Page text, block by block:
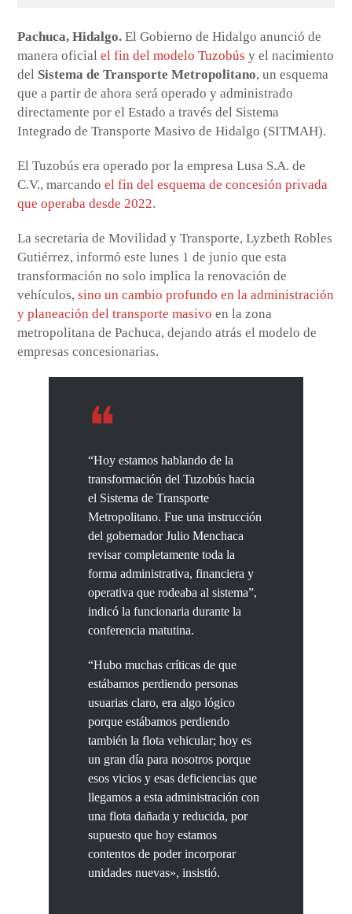
Pachuca, Hidalgo. El Gobierno de Hidalgo anunció de
manera oficialel fin del modelo Tuzobús y el nacimiento
del Sistema de Transporte Metropolitano, un esquema
que a partir de ahora será operado y administrado
directamente por el Estado a través del Sistema
Integrado de Transporte Masivo de Hidalgo (SITMAH).
El Tuzobús era operado por la empresa Lusa S.A. de
C.V., marcandoel fin del esquema de concesión privada
que operaba desde 2022.
La secretaria de Movilidad y Transporte, Lyzbeth Robles
Gutiérrez, informó este lunes 1 de junio que esta
transformación no solo implica la renovación de
vehículos,sino un cambio profundo en la administración
y planeación del transporte masivo en la zona
metropolitana de Pachuca, dejando atrás el modelo de
empresas concesionarias.
“Hoy estamos hablando de la
transformación del Tuzobús hacia
el Sistema de Transporte
Metropolitano. Fue una instrucción
del gobernador Julio Menchaca
revisar completamente toda la
forma administrativa, financiera y
operativa que rodeaba al sistema”,
indicó la funcionaria durante la
conferencia matutina.
“Hubo muchas críticas de que
estábamos perdiendo personas
usuarias claro, era algo lógico
porque estábamos perdiendo
también la flota vehicular; hoy es
un gran día para nosotros porque
esos vicios y esas deficiencias que
llegamos a esta administración con
una flota dañada y reducida, por
supuesto que hoy estamos
contentos de poder incorporar
unidades nuevas», insistió.